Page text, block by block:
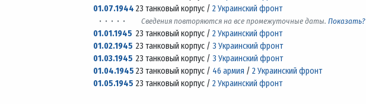
01.07.194423 танковый корпус /2 Украинский фронт
· · · · ·
Сведения повторяются на все промежуточные даты.Показать?
01.01.194523 танковый корпус /2 Украинский фронт
01.02.194523 танковый корпус /3 Украинский фронт
01.03.194523 танковый корпус /3 Украинский фронт
01.04.194523 танковый корпус / 46 армия /2 Украинский фронт
01.05.194523 танковый корпус /2 Украинский фронт